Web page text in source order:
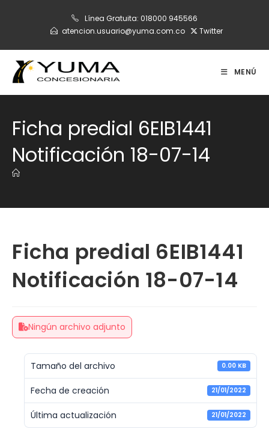
Línea Gratuita: 018000 945566
atencion.usuario@yuma.com.co
Twitter
MENÚ
Ficha predial 6EIB1441
Notificación 18-07-14
Ficha predial 6EIB1441
Notificación 18-07-14
Ningún archivo adjunto
Tamaño del archivo 0.00 KB
Fecha de creación 21/01/2022
Última actualización 21/01/2022